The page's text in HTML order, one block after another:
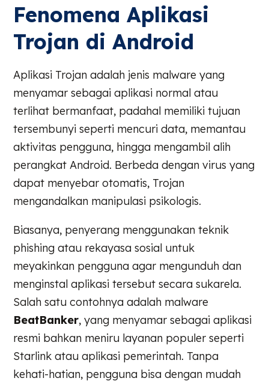
Fenomena Aplikasi
Trojan di Android
Aplikasi Trojan adalah jenis malware yang
menyamar sebagai aplikasi normal atau
terlihat bermanfaat, padahal memiliki tujuan
tersembunyi seperti mencuri data, memantau
aktivitas pengguna, hingga mengambil alih
perangkat Android. Berbeda dengan virus yang
dapat menyebar otomatis, Trojan
mengandalkan manipulasi psikologis.
Biasanya, penyerang menggunakan teknik
phishing atau rekayasa sosial untuk
meyakinkan pengguna agar mengunduh dan
menginstal aplikasi tersebut secara sukarela.
Salah satu contohnya adalah malware
BeatBanker, yang menyamar sebagai aplikasi
resmi bahkan meniru layanan populer seperti
Starlink atau aplikasi pemerintah. Tanpa
kehati-hatian, pengguna bisa dengan mudah